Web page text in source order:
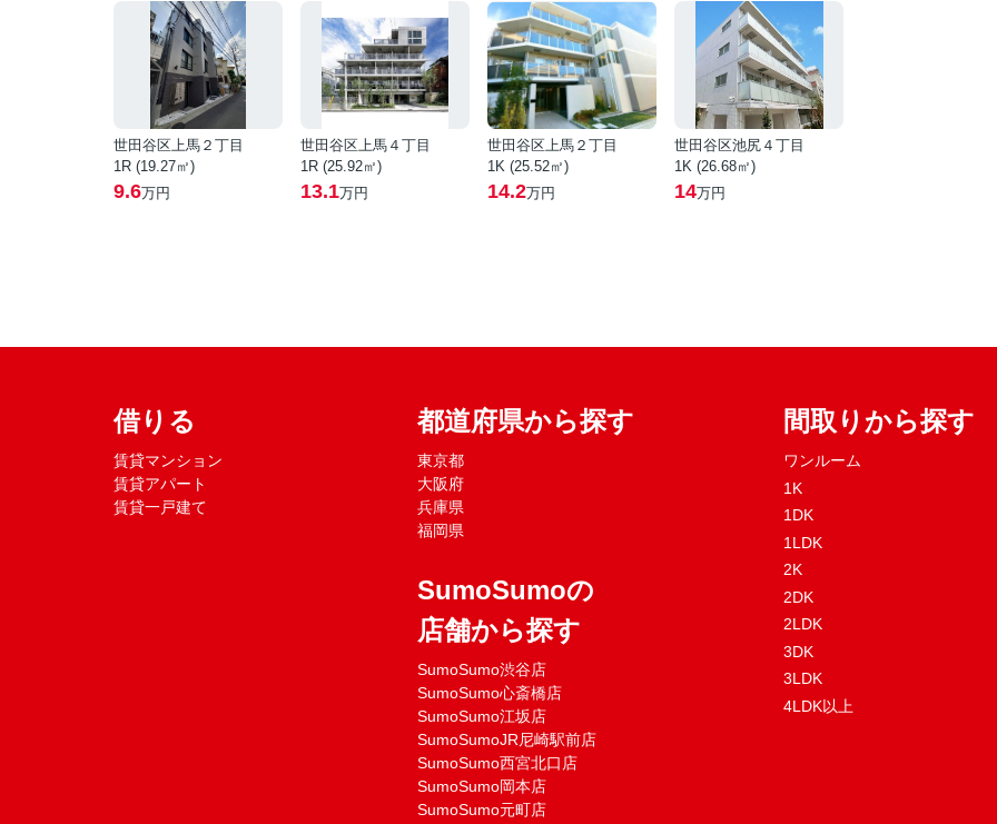
世田谷区上馬２丁目
1R (19.27㎡)
9.6万円
世田谷区上馬４丁目
1R (25.92㎡)
13.1万円
世田谷区上馬２丁目
1K (25.52㎡)
14.2万円
世田谷区池尻４丁目
1K (26.68㎡)
14万円
借りる
賃貸マンション
賃貸アパート
賃貸一戸建て
都道府県から探す
東京都
大阪府
兵庫県
福岡県
SumoSumoの
店舗から探す
SumoSumo渋谷店
SumoSumo心斎橋店
SumoSumo江坂店
SumoSumoJR尼崎駅前店
SumoSumo西宮北口店
SumoSumo岡本店
SumoSumo元町店
間取りから探す
ワンルーム
1K
1DK
1LDK
2K
2DK
2LDK
3DK
3LDK
4LDK以上